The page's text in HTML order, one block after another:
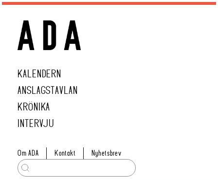
KALENDERN
ANSLAGSTAVLAN
KRÖNIKA
INTERVJU
Om ADA Kontakt Nyhetsbrev